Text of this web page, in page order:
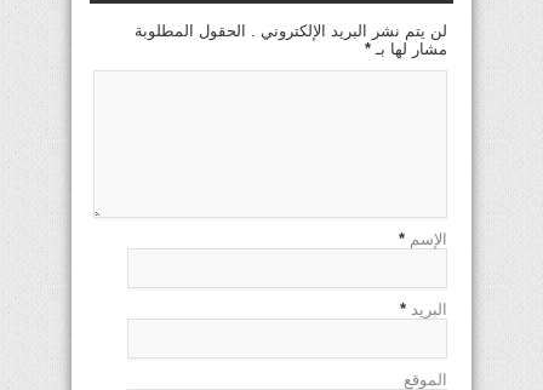
لن يتم نشر البريد الإلكتروني . الحقول المطلوبة
مشار لها بـ *
الإسم *
البريد *
الموقع